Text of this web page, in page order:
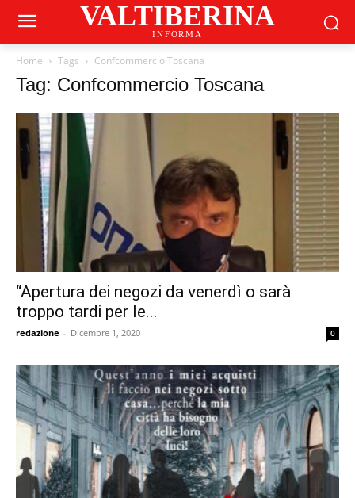
VALTIBERINA
INFORMA
Home Tags Confcommercio Toscana
Tag: Confcommercio Toscana
“Apertura dei negozi da venerdì o sarà
troppo tardi per le...
redazione - Dicembre 1, 2020 0